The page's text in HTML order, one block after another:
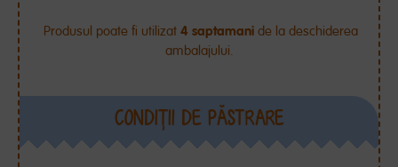
Produsul poate fi utilizat 4 saptamani de la deschiderea
ambalajului.
CONDIŢII DE PĂSTRARE